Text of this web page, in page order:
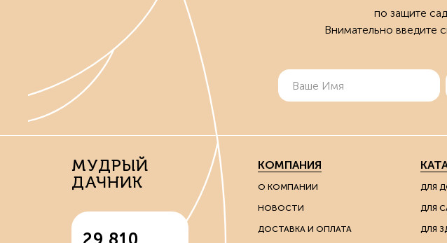
по защите
Внимательно введите
МУДРЫЙ
ДАЧНИК
КОМПАНИЯ
О КОМПАНИИ
НОВОСТИ
ДОСТАВКА И ОПЛАТА
ДЛЯ
ДЛЯ
ДЛЯ